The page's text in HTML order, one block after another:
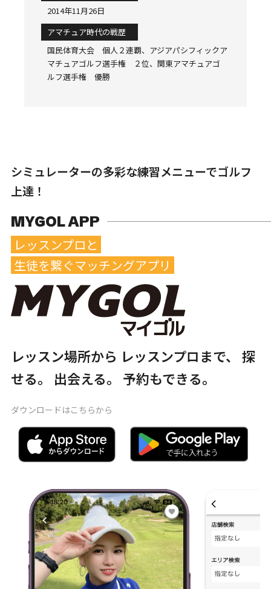
2014年11月26日
アマチュア時代の戦歴
国民体育大会 個人２連覇、アジアパシフィックア
マチュアゴルフ選手権 ２位、関東アマチュアゴ
ルフ選手権 優勝
シミュレーターの多彩な練習メニューでゴルフ
上達！
MYGOL APP
レッスンプロと
生徒を繋ぐマッチングアプリ
レッスン場所から レッスンプロまで、
探
せる。
出会える。 予約もできる。
ダウンロードはこちらから